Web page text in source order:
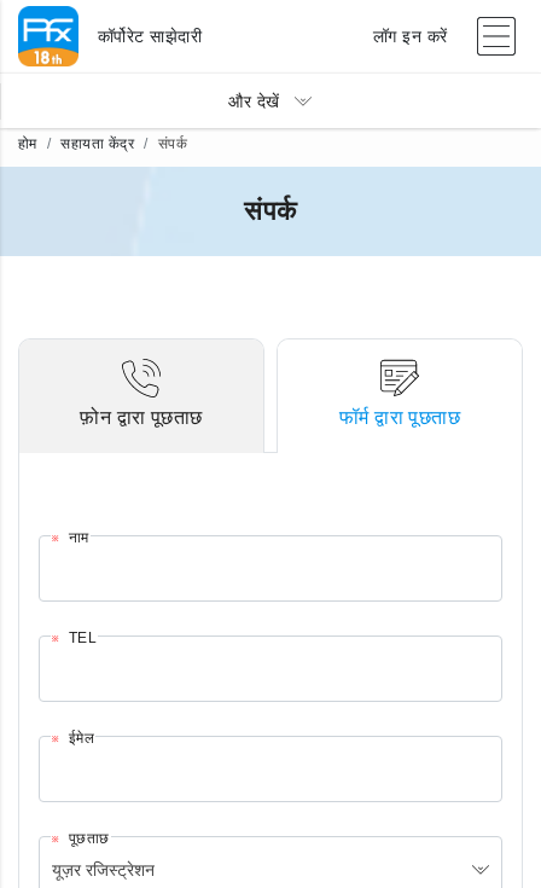
कॉर्पोरेट साझेदारी लॉग इन करें
और देखें
होम सहायता केंद्र संपर्क
संपर्क
फ़ोन द्वारा पूछताछ फॉर्म द्वारा पूछताछ
नाम
TEL
ईमेल
यूज़र रजिस्ट्रेशन
पूछताछ